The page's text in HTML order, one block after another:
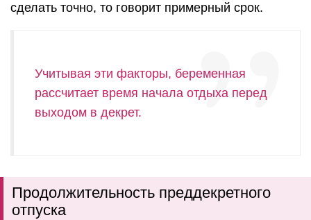
сделать точно, то говорит примерный срок.
Учитывая эти факторы, беременная
рассчитает время начала отдыха перед
выходом в декрет.
Продолжительность преддекретного
отпуска